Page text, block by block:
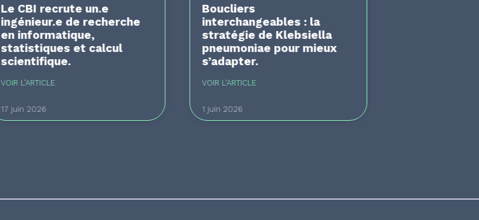
Le CBI recrute un.e
ingénieur.e de recherche
en informatique,
statistiques et calcul
scientifique.
VOIR L'ARTICLE
17 juin 2026
Boucliers
interchangeables : la
stratégie de Klebsiella
pneumoniae pour mieux
s’adapter.
VOIR L'ARTICLE
1 juin 2026